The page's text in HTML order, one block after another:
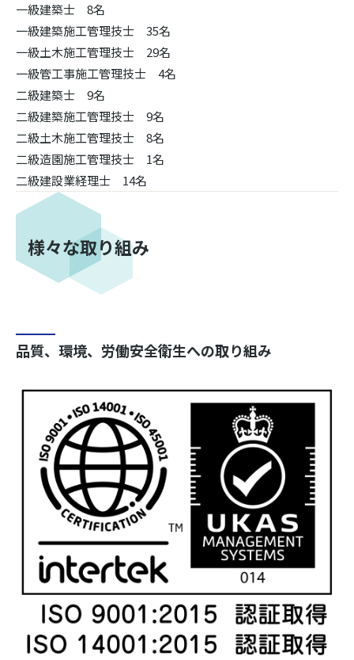
一級建築士 8名
一級建築施工管理技士 35名
一級土木施工管理技士 29名
一級管工事施工管理技士 4名
二級建築士 9名
二級建築施工管理技士 9名
二級土木施工管理技士 8名
二級造園施工管理技士 1名
二級建設業経理士 14名
様々な取り組み
品質、環境、労働安全衛生への取り組み